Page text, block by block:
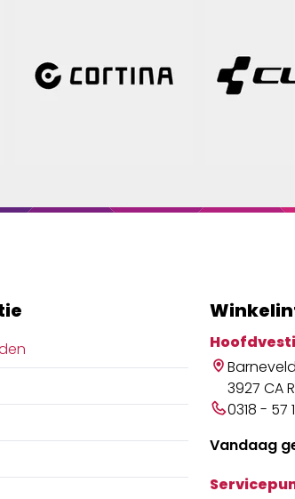
3927 CA
0318 - 57
Vandaag